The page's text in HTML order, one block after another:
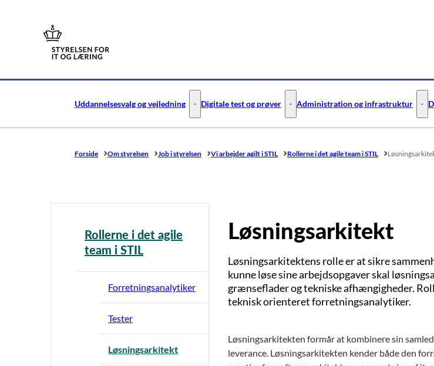
Uddannelsesvalg og vejledning Uddannelsesvalg og vejledning - Flere links
Digitale test og prøver Digitale test og prøver - Flere links
Administration og infrastruktur
Forside Om styrelsen Job i styrelsen Vi arbejder agilt i STIL Rollerne i det agile team i STIL
Rollerne i det agile
team i STIL
Forretningsanalytiker
Tester
Løsningsarkitekt
Løsningsarkitekt
Løsningsarkitektens rolle er at sikre
kunne løse sine arbejdsopgaver skal
grænseflader og tekniske afhængigheder.
teknisk orienteret forretningsanalytiker.
Løsningsarkitekten formår at kombinere sin
leverance. Løsningsarkitekten kender både den